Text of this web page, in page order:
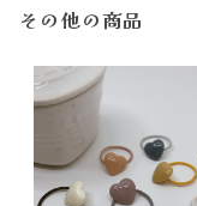
その他の商品